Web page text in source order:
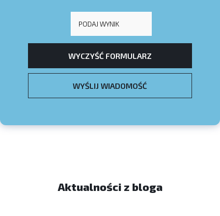
Aktualności z bloga